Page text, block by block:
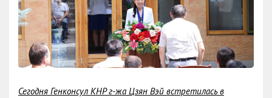
Сегодня Генконсул КНР г-жа Цзян Вэй встретилась в